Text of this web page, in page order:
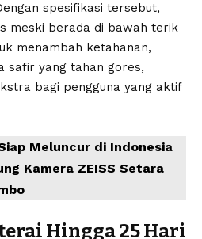
spesifikasi tersebut,
meski berada di bawah terik
menambah ketahanan,
safir yang tahan gores,
bagi pengguna yang aktif
Meluncur di Indonesia
Kamera ZEISS Setara
Hingga 25 Hari